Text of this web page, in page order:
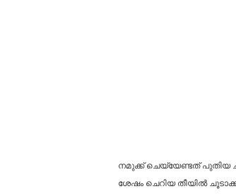
നമുക്ക് ചെയ്യേണ്ടത് പുതിയ
ശേഷം ചെറിയ തീയിൽ